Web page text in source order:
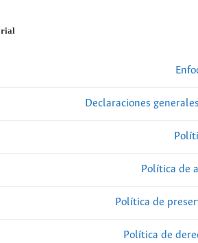
Declaraciones
Política de
Política de
Política de